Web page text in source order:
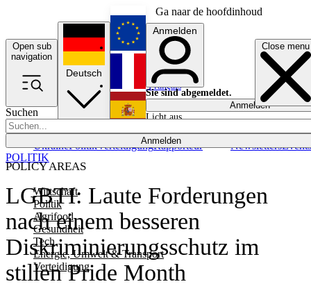
Ga naar de hoofdinhoud
Open sub
navigation
Close menu
Suchen
Anmelden
POLICY AREAS
Wirtschaft
Politik
Agrifood
Gesundheit
Tech
Energie, Umwelt & Transport
Verteidigung
UkrainePolitikVerteidigungRapporteur NewslettersEvents
Deutsch
English
Français
Anmelden
Sie sind abgemeldet.
Anmelden
Licht aus
LGBTI: Laute Forderungen
nach einem besseren
Diskriminierungsschutz im
stillen Pride Month
POLITIK